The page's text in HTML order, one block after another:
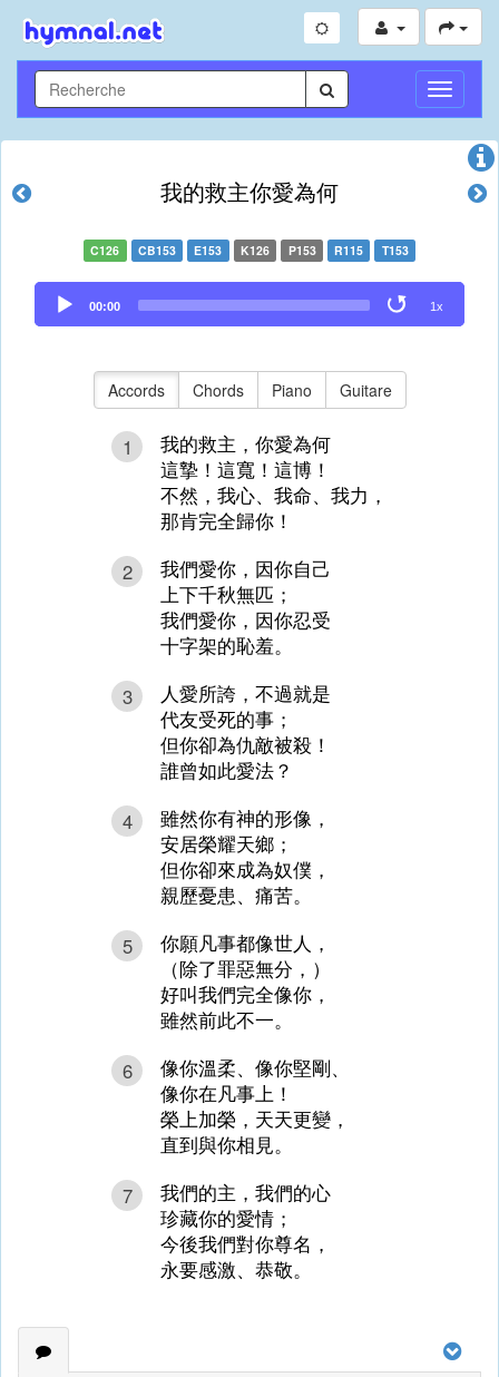
Toggle
我的救主你愛為何
C126 CB153 E153 K126 P153 R115 T153
Audio
Player
00:00 1x
Accords Chords Piano Guitare
1
我的救主，你愛為何
這摯！這寬！這博！
不然，我心、我命、我力，
那肯完全歸你！
2
我們愛你，因你自己
上下千秋無匹；
我們愛你，因你忍受
十字架的恥羞。
3
人愛所誇，不過就是
代友受死的事；
但你卻為仇敵被殺！
誰曾如此愛法？
4
雖然你有神的形像，
安居榮耀天鄉；
但你卻來成為奴僕，
親歷憂患、痛苦。
5
你願凡事都像世人，
（除了罪惡無分，）
好叫我們完全像你，
雖然前此不一。
6
像你溫柔、像你堅剛、
像你在凡事上！
榮上加榮，天天更變，
直到與你相見。
7
我們的主，我們的心
珍藏你的愛情；
今後我們對你尊名，
永要感激、恭敬。